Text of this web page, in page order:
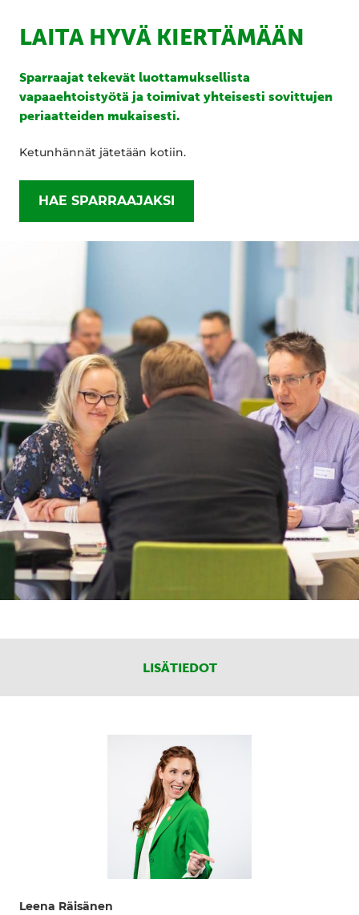
LAITA HYVÄ KIERTÄMÄÄN
Sparraajat tekevät luottamuksellista
vapaaehtoistyötä ja toimivat yhteisesti sovittujen
periaatteiden mukaisesti.
Ketunhännät jätetään kotiin.
HAE SPARRAAJAKSI
LISÄTIEDOT
Leena Räisänen